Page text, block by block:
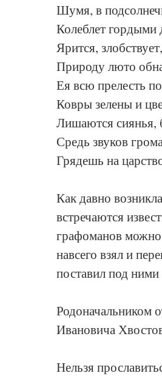
Шумя, в
Колеблет гордыми
Ярится,
Природу люто
Ея всю прелесть
Ковры зелены и
Лишаются сиянья,
Средь звуков
Грядешь на
Как давно
встречаются
графоманов можно
навсего взял и
поставил под
Родоначальником
Ивановича
Нельзя